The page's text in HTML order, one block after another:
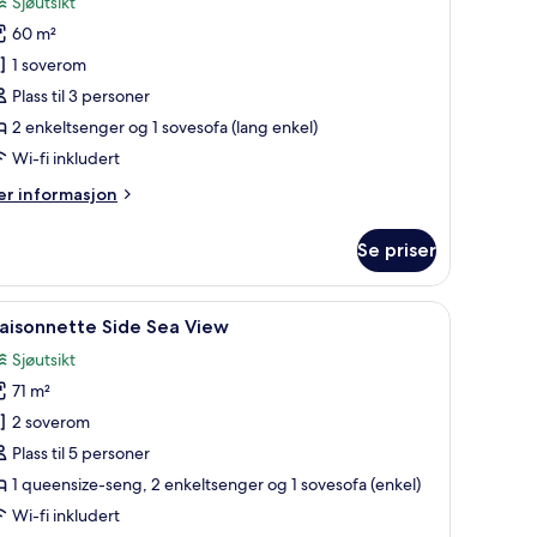
60 m²
1 soverom
Plass til 3 personer
2 enkeltsenger og 1 sovesofa (lang enkel)
Wi-fi inkludert
informasjon
Se priser
boblebad Maisonnette Side Sea View | 1 soverom,
7 Side Sea View
Sjøutsikt
71 m²
2 soverom
Plass til 5 personer
1 queensize-seng, 2 enkeltsenger og 1 sovesofa (enkel)
Wi-fi inkludert